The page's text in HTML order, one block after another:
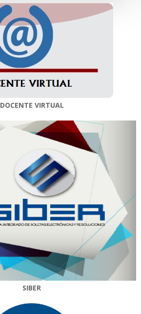
DOCENTE VIRTUAL
SIBER